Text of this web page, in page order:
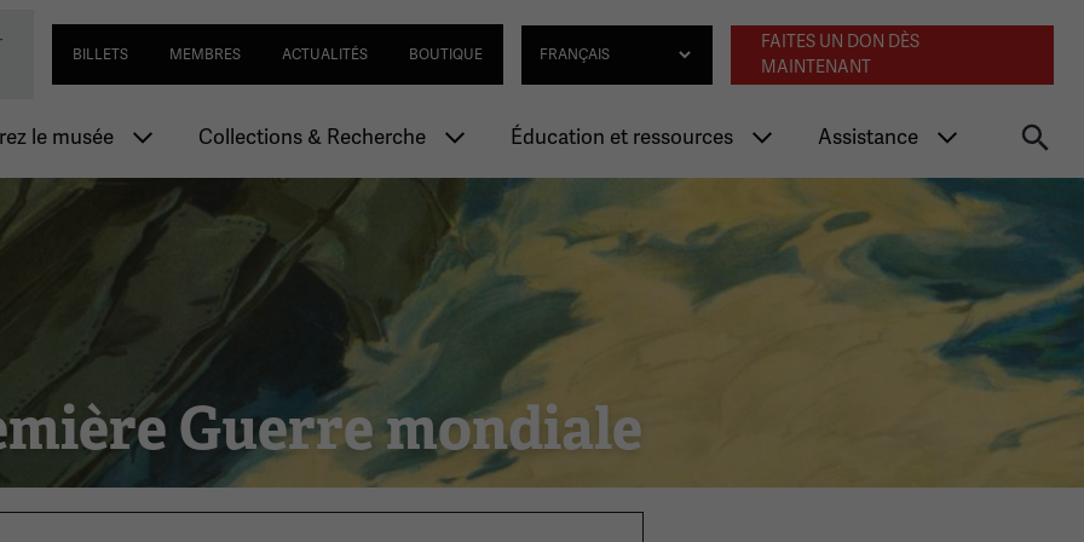
au
de la Première Guerre mondiale
Navigation utilitaire
BILLETS MEMBRES ACTUALITÉS BOUTIQUE Navigation
FAITES UN DON DÈS
MAINTENANT
principale
le musée Collections & Recherche Éducation et ressources Assistance
Guerre mondiale